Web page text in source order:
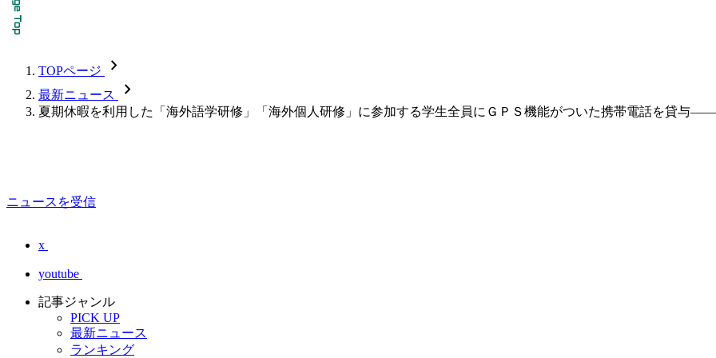
TOPページ chevron_forward
最新ニュース chevron_forward
夏期休暇を利用した「海外語学研修」「海外個人研修」に参加する学生全員にＧＰＳ機能がついた携帯電話を貸与
ニュースを受信
x
youtube
記事ジャンル
PICK UP
最新ニュース
ランキング